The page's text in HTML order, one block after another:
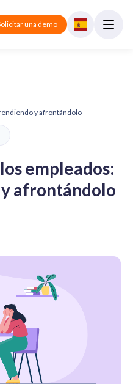
una demo
y afrontándolo
empleados:
afrontándolo